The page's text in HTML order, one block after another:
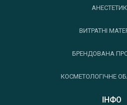
ВИТРАТНІ
БРЕНДОВАНА
КОСМЕТОЛОГІЧНЕ
ІНФО